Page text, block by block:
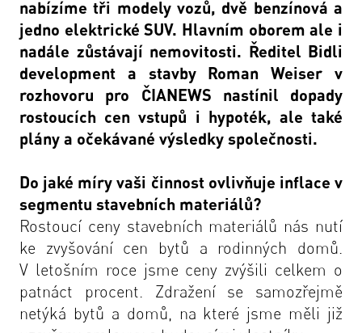
nabízíme tři modely vozů, dvě benzínová a
jedno elektrické SUV. Hlavním oborem ale i
nadále zůstávají nemovitosti. Ředitel Bidli
development a stavby Roman Weiser v
rozhovoru pro ČIANEWS nastínil dopady
rostoucích cen vstupů i hypoték, ale také
plány a očekávané výsledky společnosti.
Do jaké míry vaši činnost ovlivňuje inflace v
segmentu stavebních materiálů?
Rostoucí ceny stavebních materiálů nás nutí
ke zvyšování cen bytů a rodinných domů.
V letošním roce jsme ceny zvýšili celkem o
patnáct procent. Zdražení se samozřejmě
netýká bytů a domů, na které jsme měli již